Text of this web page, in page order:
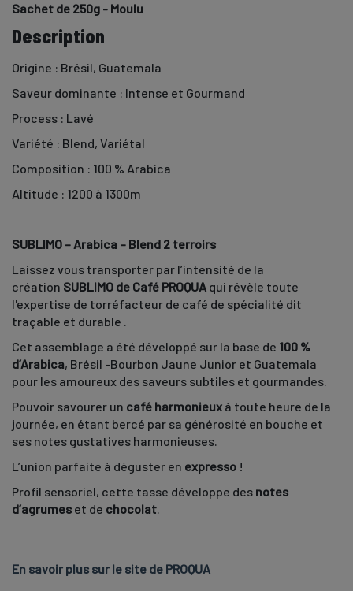
Sachet de 250g - Moulu
Description
Origine : Brésil, Guatemala
Saveur dominante : Intense et Gourmand
Process : Lavé
Variété : Blend, Variétal
Composition : 100 % Arabica
Altitude : 1200 à 1300m
SUBLIMO – Arabica – Blend 2 terroirs
Laissez vous transporter par l’intensité de la
création SUBLIMO de Café PROQUA qui révèle toute
l'expertise de torréfacteur de café de spécialité dit
traçable et durable .
Cet assemblage a été développé sur la base de 100 %
d’Arabica, Brésil -Bourbon Jaune Junior et Guatemala
pour les amoureux des saveurs subtiles et gourmandes.
Pouvoir savourer un café harmonieux à toute heure de la
journée, en étant bercé par sa générosité en bouche et
ses notes gustatives harmonieuses.
L’union parfaite à déguster en expresso !
Profil sensoriel, cette tasse développe des notes
d’agrumes et de chocolat.
En savoir plus sur le site de PROQUA